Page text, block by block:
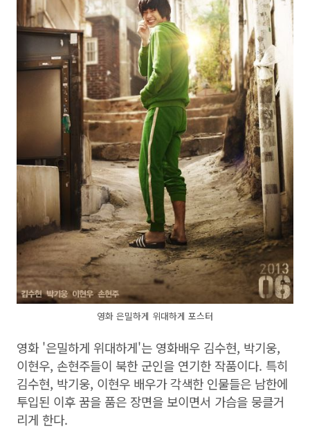
영화 은밀하게 위대하게 포스터
영화 '은밀하게 위대하게'는 영화배우 김수현, 박기웅,
이현우, 손현주들이 북한 군인을 연기한 작품이다. 특히
김수현, 박기웅, 이현우 배우가 각색한 인물들은 남한에
투입된 이후 꿈을 품은 장면을 보이면서 가슴을 뭉클거
리게 한다.